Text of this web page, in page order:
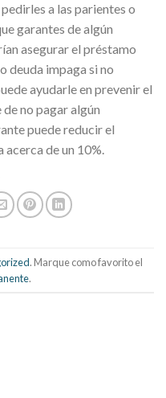
a las parientes o
garantes de algún
asegurar el préstamo
deuda impaga si no
ayudarle en prevenir el
no pagar algún
puede reducir el
de un 10%.
. Marque como favorito el
.